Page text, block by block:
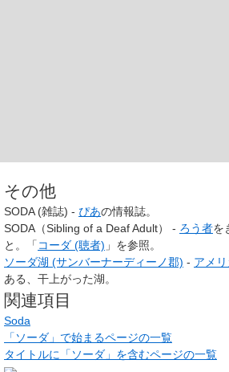
その他
SODA (雑誌) - ぴあの情報誌。
SODA（Sibling of a Deaf Adult） - ろう者を
と。「コーダ (聴者) 」を参照。
ソーダ湖 (サンバーナーディーノ郡) - アメリ
ある、干上がった湖。
関連項目
Soda
「ソーダ」で始まるページの一覧
タイトルに「ソーダ」を含むページの一覧